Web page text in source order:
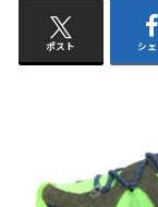
ポスト シ